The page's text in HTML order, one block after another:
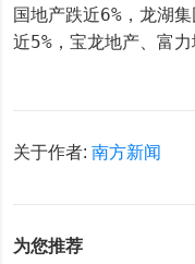
国地产跌近6%，龙湖
近5%，宝龙地产、富力
关于作者:南方新闻
为您推荐